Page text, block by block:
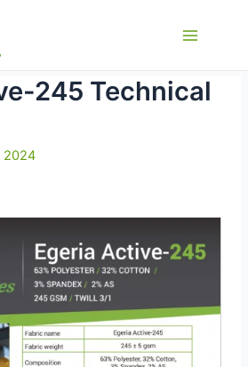
Menu
245 Technical
2024